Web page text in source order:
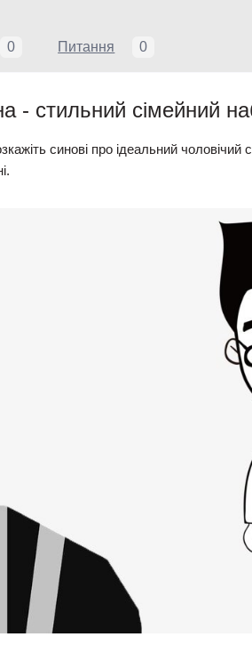
0 Питання 0
- стильний сімейний
синові про ідеальний